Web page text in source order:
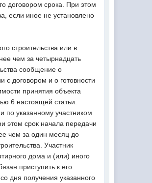
договором срока. При этом
если иное не установлено
строительства или в
чем за четырнадцать
сообщение о
с договором и о готовности
принятия объекта
6 настоящей статьи.
указанному участником
этом срок начала передачи
чем за один месяц до
Участник
дома и (или) иного
приступить к его
дня получения указанного